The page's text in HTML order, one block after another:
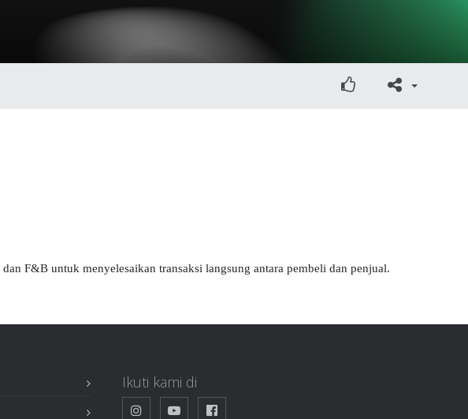
F&B untuk menyelesaikan transaksi langsung antara pembeli dan penjual.
Ikuti kami di